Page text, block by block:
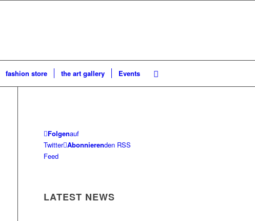
fashion store the art gallery Events
Folgenauf
Twitter Abonnierenden RSS
Feed
LATEST NEWS